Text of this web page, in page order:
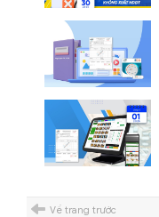
Về trang trước